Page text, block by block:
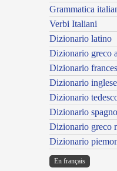
Grammatica
Verbi Italiani
Dizionario latino
Dizionario greco
Dizionario
Dizionario inglese
Dizionario
Dizionario
Dizionario greco
Dizionario
En français